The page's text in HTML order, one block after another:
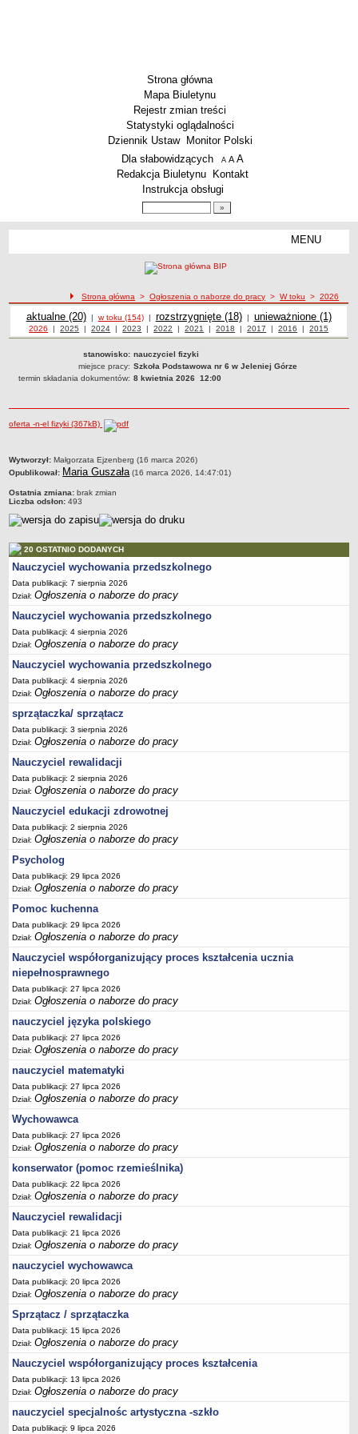
Strona główna
Mapa Biuletynu
Rejestr zmian treści
Statystyki oglądalności
Dziennik Ustaw
Monitor Polski
Menu dodatkowe
Dla słabowidzących A pomniejsz czcionkę
A standardowy rozmiar czcionki
A
Redakcja Biuletynu
Kontakt
Instrukcja obsługi
MENU
Żłobki i przedszkola
Szkoły podstawowe
Szkoły ponadpodstawowe
Inne placówki
PRACA W PLACÓWKACH OŚWIATWYCH
PRZETARGI
SPRAWOZDANIA FINANSOWE
2019
2021
2022
2023
2024
2025
OGŁOSZENIA
DEKLARACJA DOSTĘPNOŚCI
2021
2025
RAPORTY O STANIE DOSTĘPNOŚCI
Strona główna >Ogłoszenia o naborze do pracy >W toku >2026
Ogłoszenia o naborze
aktualne (20)| Ogłoszenia o naborze
w toku (154)| Ogłoszenia o naborze
rozstrzygnięte (18)| Ogłoszenia o naborze
unieważnione (1)
Ogłoszenia o naborze z roku
2026 |Ogłoszenia o naborze z roku
2025 |Ogłoszenia o naborze z roku
2024 |Ogłoszenia o naborze z roku
2023 |Ogłoszenia o naborze z roku
2022 |Ogłoszenia o naborze z roku
2021 |Ogłoszenia o naborze z roku
2018 |Ogłoszenia o naborze z roku
2017 |
Ogłoszenia o
naborze z roku
2016 | Ogłoszenia
o naborze z
2015
stanowisko: nauczyciel fizyki
miejsce pracy: Szkoła Podstawowa nr 6 w Jeleniej Górze
termin składania dokumentów: 8 kwietnia 2026 12:00
oferta -n-el fizyki (367kB)
metryczka
Wytworzył: Małgorzata Ejzenberg (16 marca 2026)
Opublikował: Maria Guszała (16 marca 2026, 14:47:01)
Ostatnia zmiana: brak zmian
Liczba odsłon: 493
20 OSTATNIO DODANYCH
Nauczyciel wychowania przedszkolnego
Data publikacji: 7 sierpnia 2026
Dział:Ogłoszenia o naborze do pracy
Nauczyciel wychowania przedszkolnego
Data publikacji: 4 sierpnia 2026
Dział:Ogłoszenia o naborze do pracy
Nauczyciel wychowania przedszkolnego
Data publikacji: 4 sierpnia 2026
Dział:Ogłoszenia o naborze do pracy
sprzątaczka/ sprzątacz
Data publikacji: 3 sierpnia 2026
Dział:Ogłoszenia o naborze do pracy
Nauczyciel rewalidacji
Data publikacji: 2 sierpnia 2026
Dział:Ogłoszenia o naborze do pracy
Nauczyciel edukacji zdrowotnej
Data publikacji: 2 sierpnia 2026
Dział:Ogłoszenia o naborze do pracy
Psycholog
Data publikacji: 29 lipca 2026
Dział:Ogłoszenia o naborze do pracy
Pomoc kuchenna
Data publikacji: 29 lipca 2026
Dział:Ogłoszenia o naborze do pracy
Nauczyciel współorganizujący proces kształcenia ucznia
niepełnosprawnego
Data publikacji: 27 lipca 2026
Dział:Ogłoszenia o naborze do pracy
nauczyciel języka polskiego
Data publikacji: 27 lipca 2026
Dział:Ogłoszenia o naborze do pracy
nauczyciel matematyki
Data publikacji: 27 lipca 2026
Dział:Ogłoszenia o naborze do pracy
Wychowawca
Data publikacji: 27 lipca 2026
Dział:Ogłoszenia o naborze do pracy
konserwator (pomoc rzemieślnika)
Data publikacji: 22 lipca 2026
Dział:Ogłoszenia o naborze do pracy
Nauczyciel rewalidacji
Data publikacji: 21 lipca 2026
Dział:Ogłoszenia o naborze do pracy
nauczyciel wychowawca
Data publikacji: 20 lipca 2026
Dział:Ogłoszenia o naborze do pracy
Sprzątacz / sprzątaczka
Data publikacji: 15 lipca 2026
Dział:Ogłoszenia o naborze do pracy
Nauczyciel współorganizujący proces kształcenia
Data publikacji: 13 lipca 2026
Dział:Ogłoszenia o naborze do pracy
nauczyciel specjalnośc artystyczna -szkło
Data publikacji: 9 lipca 2026